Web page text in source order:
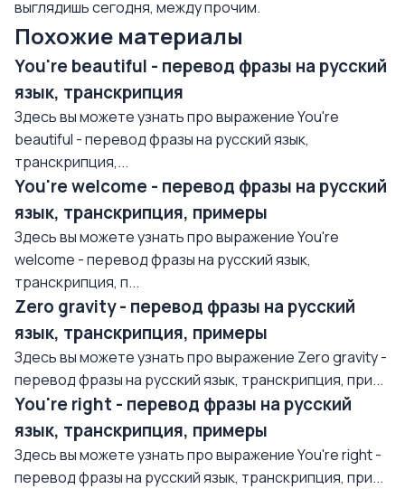
выглядишь сегодня, между прочим.
Похожие материалы
You're beautiful - перевод фразы на русский
язык, транскрипция
Здесь вы можете узнать про выражение You're
beautiful - перевод фразы на русский язык,
транскрипция,...
You're welcome - перевод фразы на русский
язык, транскрипция, примеры
Здесь вы можете узнать про выражение You're
welcome - перевод фразы на русский язык,
транскрипция, п...
Zero gravity - перевод фразы на русский
язык, транскрипция, примеры
Здесь вы можете узнать про выражение Zero gravity -
перевод фразы на русский язык, транскрипция, при...
You're right - перевод фразы на русский
язык, транскрипция, примеры
Здесь вы можете узнать про выражение You're right -
перевод фразы на русский язык, транскрипция, при...